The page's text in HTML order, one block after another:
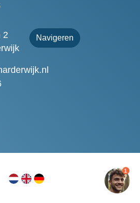
2
Navigeren
1